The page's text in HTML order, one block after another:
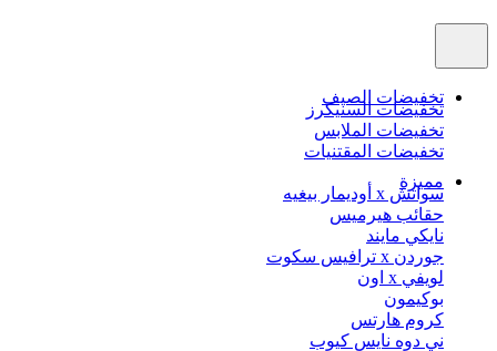
تخفيضات الصيف
تخفيضات السنيكرز
تخفيضات الملابس
تخفيضات المقتنيات
مميزة
سواتش x أوديمار بيغيه
حقائب هيرميس
نايكي مايند
جوردن x ترافيس سكوت
لويفي x اون
بوكيمون
كروم هارتس
ني دوه نايس كيوب